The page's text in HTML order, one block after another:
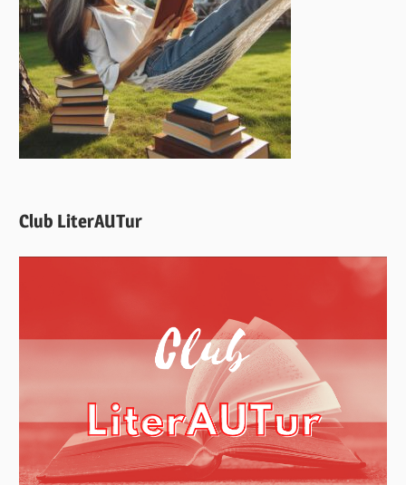
Club LiterAUTur